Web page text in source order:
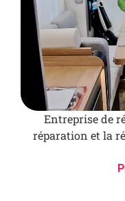
Entreprise de
réparation et la